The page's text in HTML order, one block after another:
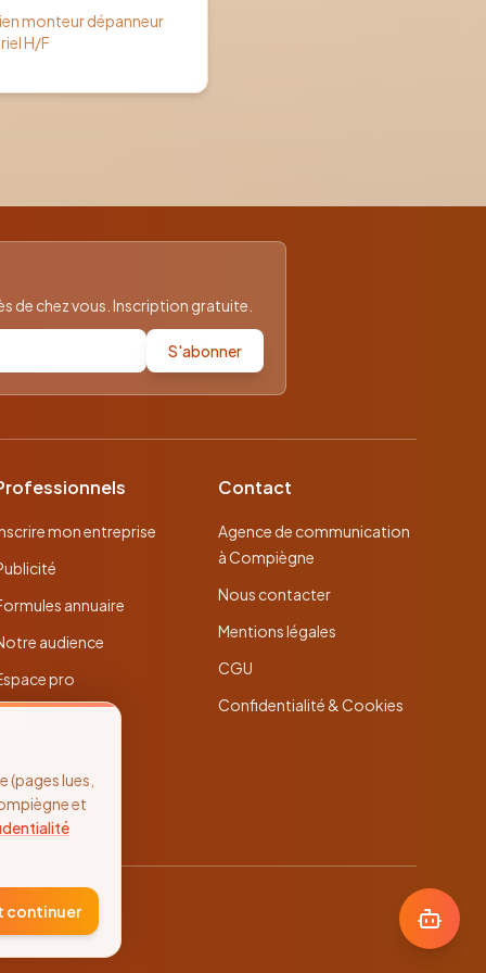
monteur dépanneur
H/F
de chez vous. Inscription gratuite.
S'abonner
mon entreprise
annuaire
audience
pro
Contact
Agence de communication
à Compiègne
Nous contacter
Mentions légales
CGU
Confidentialité & Cookies
lues,
et
continuer